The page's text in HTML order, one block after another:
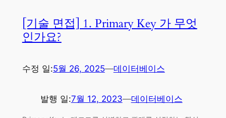
[기술 면접] 1. Primary Key 가 무엇
인가요?
수정 일:5월 26, 2025—데이터베이스
발행 일:7월 12, 2023—데이터베이스